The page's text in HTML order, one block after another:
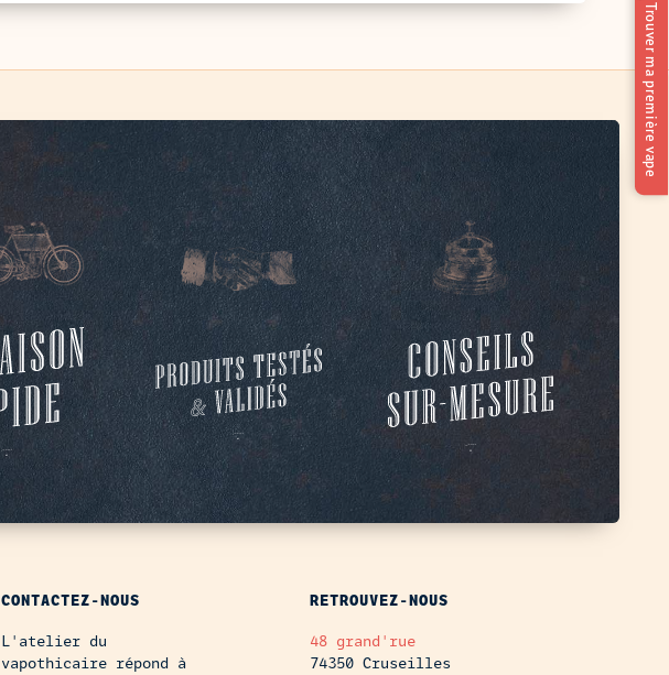
CONTACTEZ-NOUS
L'atelier du
vapothicaire répond à
RETROUVEZ-NOUS
48 grand'rue
74350 Cruseilles
Trouver ma première vape